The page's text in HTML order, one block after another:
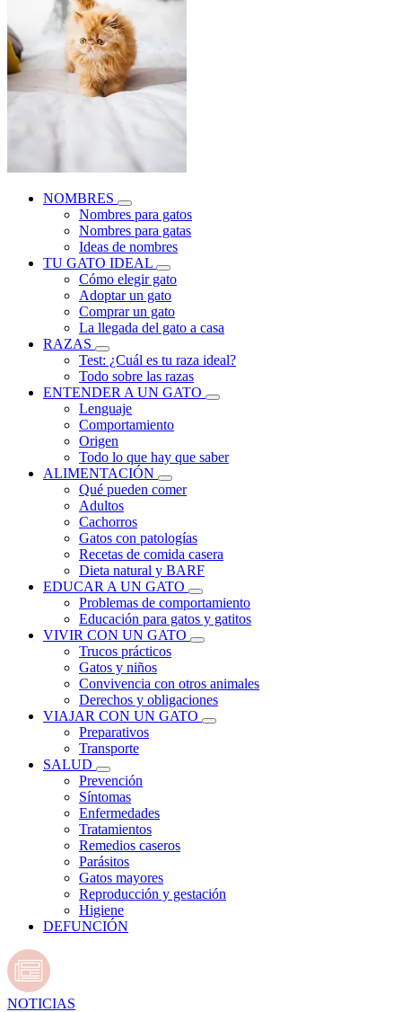
NOMBRES
Nombres para gatos
Nombres para gatas
Ideas de nombres
TU GATO IDEAL
Cómo elegir gato
Adoptar un gato
Comprar un gato
La llegada del gato a casa
RAZAS
Test: ¿Cuál es tu raza ideal?
Todo sobre las razas
ENTENDER A UN GATO
Lenguaje
Comportamiento
Origen
Todo lo que hay que saber
ALIMENTACIÓN
Qué pueden comer
Adultos
Cachorros
Gatos con patologías
Recetas de comida casera
Dieta natural y BARF
EDUCAR A UN GATO
Problemas de comportamiento
Educación para gatos y gatitos
VIVIR CON UN GATO
Trucos prácticos
Gatos y niños
Convivencia con otros animales
Derechos y obligaciones
VIAJAR CON UN GATO
Preparativos
Transporte
SALUD
Prevención
Síntomas
Enfermedades
Tratamientos
Remedios caseros
Parásitos
Gatos mayores
Reproducción y gestación
Higiene
DEFUNCIÓN
NOTICIAS